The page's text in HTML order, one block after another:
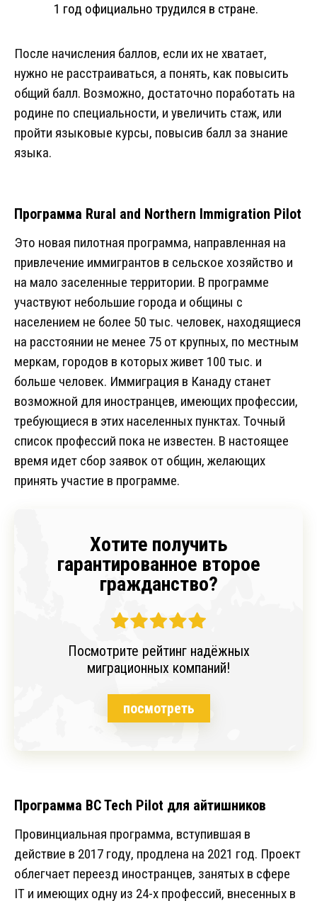
1 год официально трудился в стране.
После начисления баллов, если их не хватает,
нужно не расстраиваться, а понять, как повысить
общий балл. Возможно, достаточно поработать на
родине по специальности, и увеличить стаж, или
пройти языковые курсы, повысив балл за знание
языка.
Программа Rural and Northern Immigration Pilot
Это новая пилотная программа, направленная на
привлечение иммигрантов в сельское хозяйство и
на мало заселенные территории. В программе
участвуют небольшие города и общины с
населением не более 50 тыс. человек, находящиеся
на расстоянии не менее 75 от крупных, по местным
меркам, городов в которых живет 100 тыс. и
больше человек. Иммиграция в Канаду станет
возможной для иностранцев, имеющих профессии,
требующиеся в этих населенных пунктах. Точный
список профессий пока не известен. В настоящее
время идет сбор заявок от общин, желающих
принять участие в программе.
Хотите получить
гарантированное второе
гражданство?
Посмотрите рейтинг надёжных
миграционных компаний!
посмотреть
Программа BC Tech Pilot для айтишников
Провинциальная программа, вступившая в
действие в 2017 году, продлена на 2021 год. Проект
облегчает переезд иностранцев, занятых в сфере
IT и имеющих одну из 24-х профессий, внесенных в